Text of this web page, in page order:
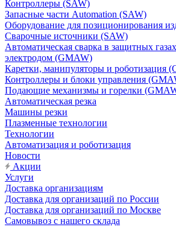
Контроллеры (SAW)
Запасные части Automation (SAW)
Оборудование для позиционирования
Сварочные источники (SAW)
Автоматическая сварка в защитных
электродом (GMAW)
Каретки, манипуляторы и роботизация
Контроллеры и блоки управления
Подающие механизмы и горелки
Автоматическая резка
Машины резки
Плазменные технологии
Технологии
Автоматизация и роботизация
Новости
Акции
Услуги
Доставка организациям
Доставка для организаций по России
Доставка для организаций по Москве
Самовывоз с нашего склада